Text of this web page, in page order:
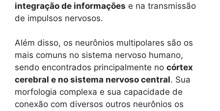
integração de informações e na transmissão
de impulsos nervosos.
Além disso, os neurônios multipolares são os
mais comuns no sistema nervoso humano,
sendo encontrados principalmente no córtex
cerebral e no sistema nervoso central. Sua
morfologia complexa e sua capacidade de
conexão com diversos outros neurônios os